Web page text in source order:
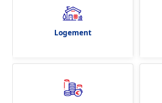
Logement